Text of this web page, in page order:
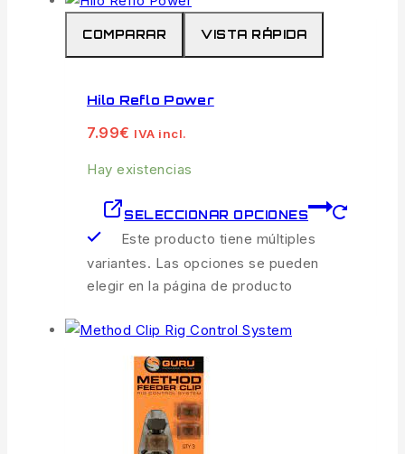
COMPARAR VISTA RÁPIDA
Hilo Reflo Power
7.99€ IVA incl.
Hay existencias
SELECCIONAR OPCIONES
Este producto tiene múltiples
variantes. Las opciones se pueden
elegir en la página de producto